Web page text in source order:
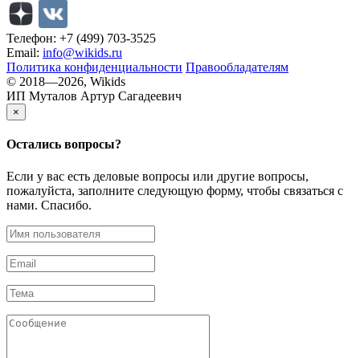
Телефон: +7 (499) 703-3525
Email: info@wikids.ru
Политика конфиденциальности Правообладателям
© 2018—2026, Wikids
ИП Муталов Артур Сагадеевич
×
Остались вопросы?
Если у вас есть деловые вопросы или другие вопросы,
пожалуйста, заполните следующую форму, чтобы связаться с
нами. Спасибо.